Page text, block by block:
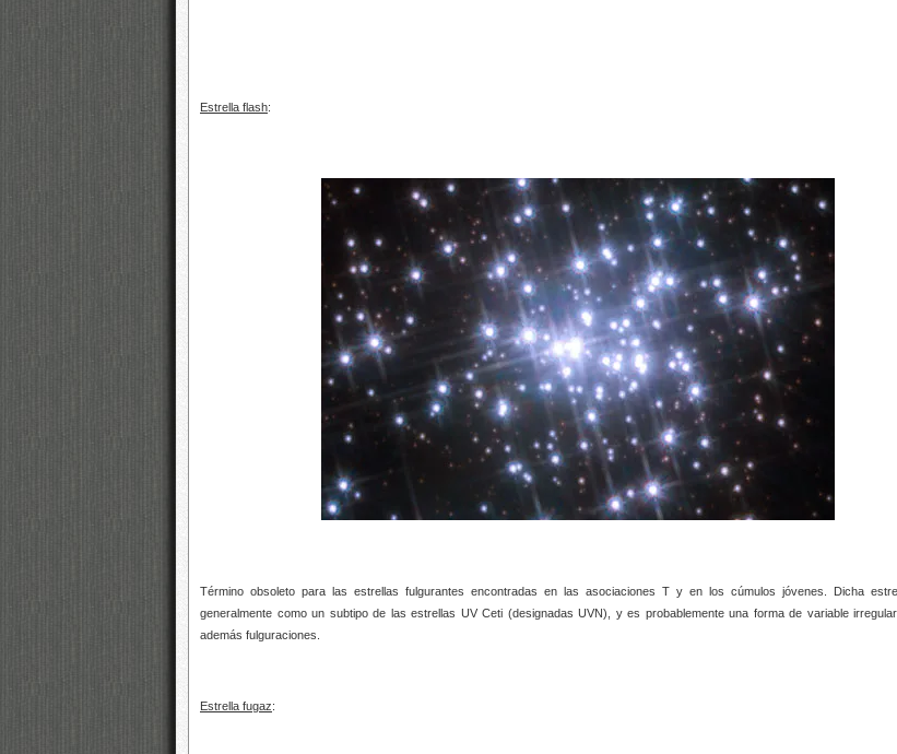
Estrella flash:
Término obsoleto para las estrellas fulgurantes encontradas en las asociaciones T y en los cúmulos jóvenes. Dicha
generalmente como un subtipo de las estrellas UV Ceti (designadas UVN), y es probablemente una forma de variable
además fulguraciones.
Estrella fugaz: